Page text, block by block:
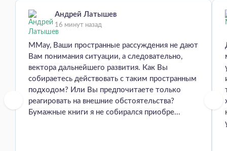
Андрей Латышев
16 минут назад
MMay, Ваши пространные рассуждения не дают
Вам понимания ситуации, а следовательно,
вектора дальнейшего развития. Как Вы
собираетесь действовать с таким пространным
подходом? Или Вы предпочитаете только
реагировать на внешние обстоятельства?
Бумажные книги я не собирался приобре...